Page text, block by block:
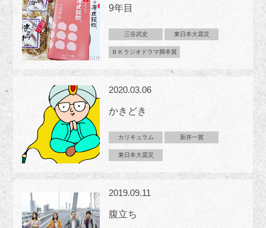
9年目
三谷武史 東日本大震災
ＢＫラジオドラマ脚本賞
2020.03.06
かきどき
カリキュラム 新井一賞
東日本大震災
2019.09.11
腹立ち